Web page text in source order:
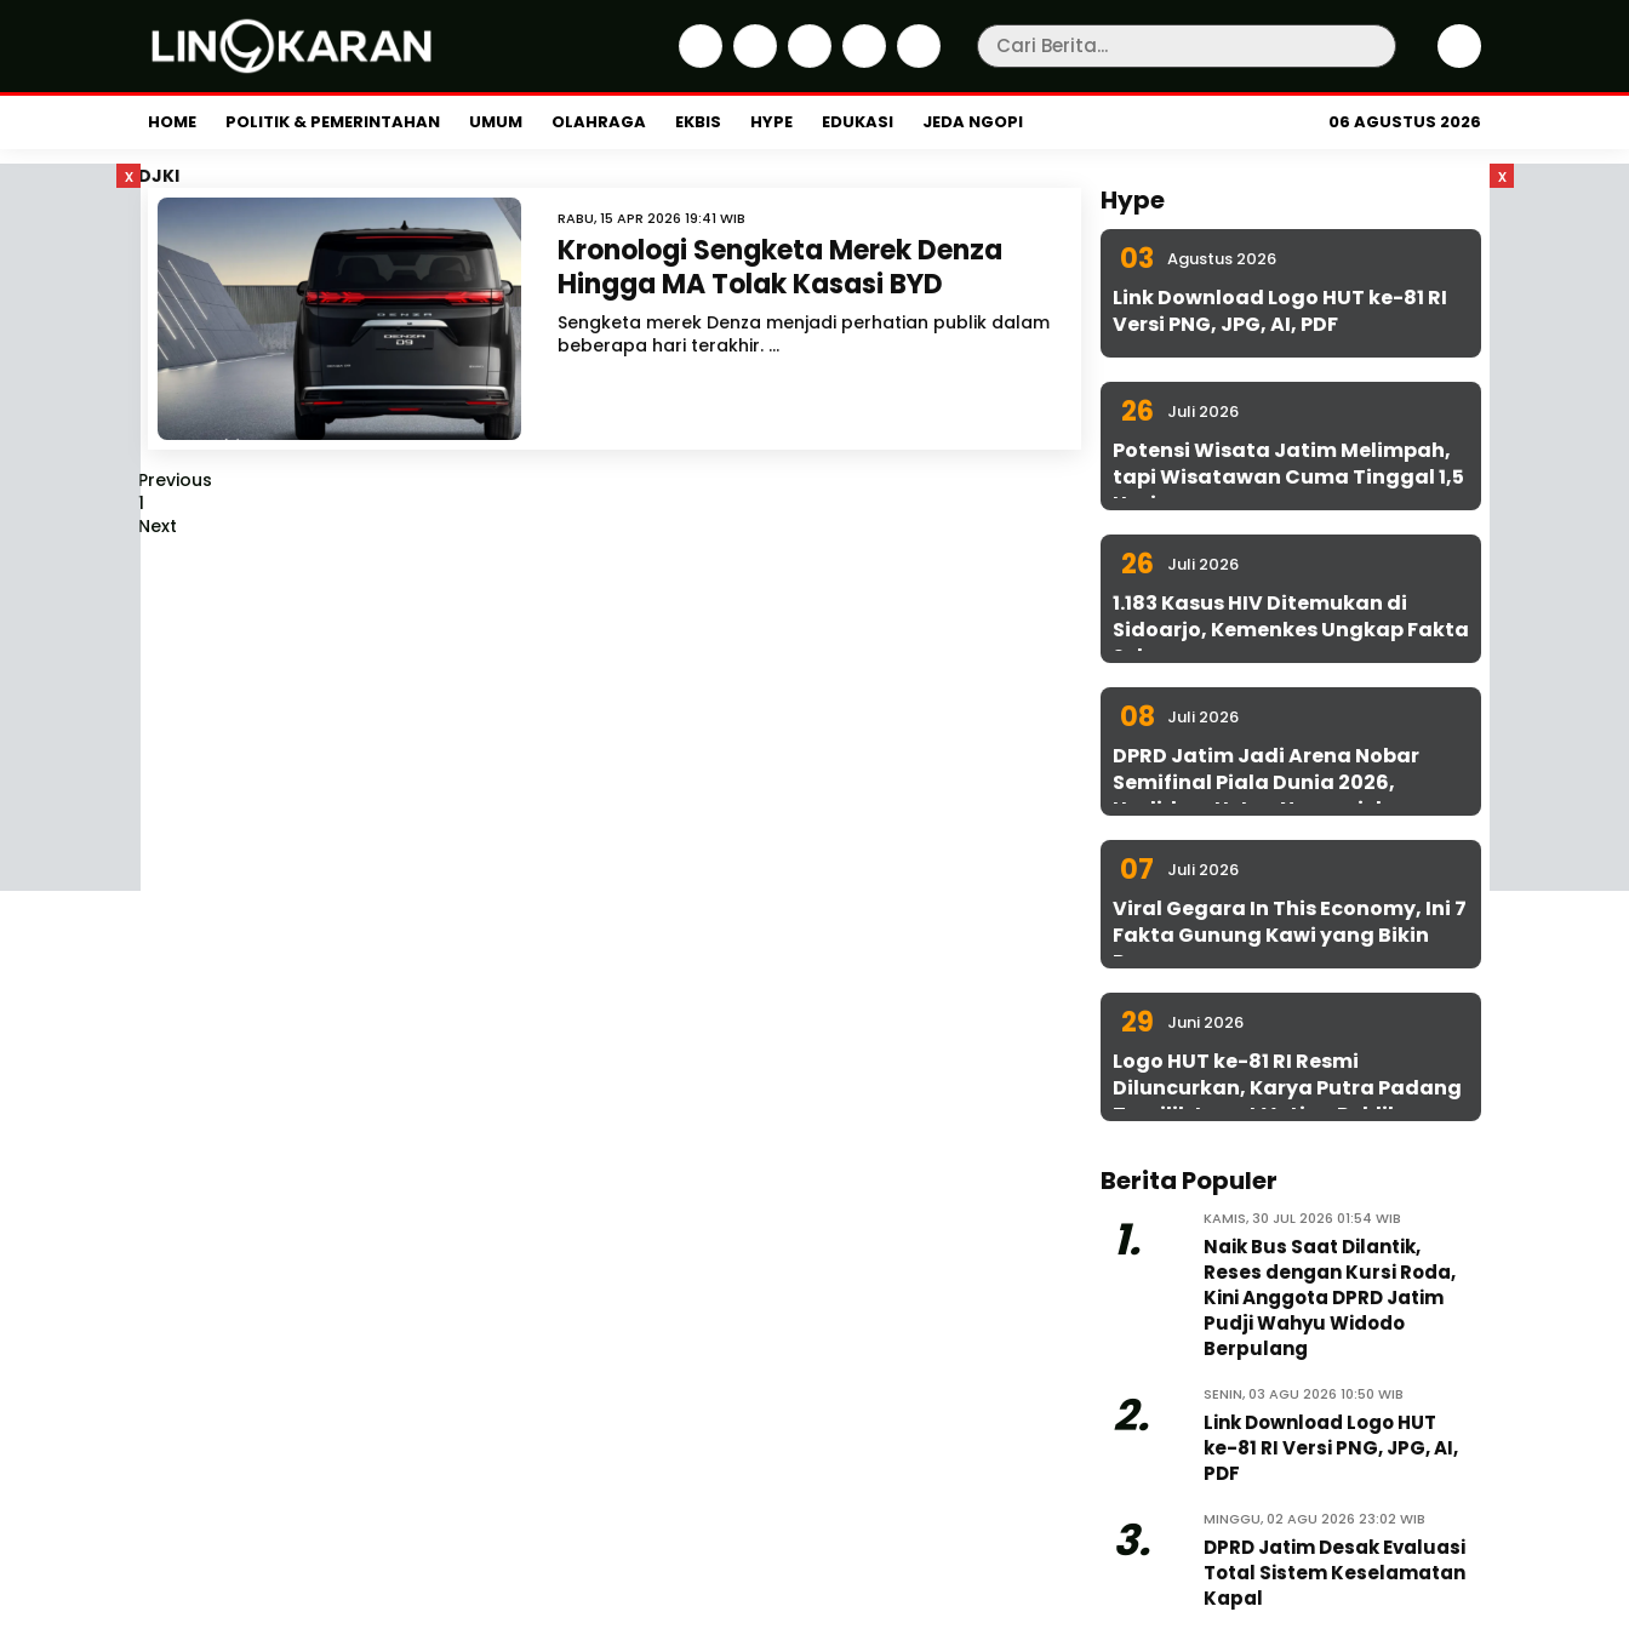
HOME POLITIK & PEMERINTAHAN UMUM OLAHRAGA EKBIS HYPE EDUKASI JEDA NGOPI 06 AGUSTUS 2026
x x
DJKI
RABU, 15 APR 2026 19:41 WIB
Kronologi Sengketa Merek Denza
Hingga MA Tolak Kasasi BYD
Sengketa merek Denza menjadi perhatian publik dalam
beberapa hari terakhir. ...
Previous
1
Next
Hype
03 Agustus 2026
Link Download Logo HUT ke-81 RI
Versi PNG, JPG, AI, PDF
26 Juli 2026
Potensi Wisata Jatim Melimpah,
tapi Wisatawan Cuma Tinggal 1,5
Hari
26 Juli 2026
1.183 Kasus HIV Ditemukan di
Sidoarjo, Kemenkes Ungkap Fakta
Sebenarnya
08 Juli 2026
DPRD Jatim Jadi Arena Nobar
Semifinal Piala Dunia 2026,
Hadirkan Uston Nawawi dan
UMKM Gratis untuk 1.000 Warga
07 Juli 2026
Viral Gegara In This Economy, Ini 7
Fakta Gunung Kawi yang Bikin
Penasaran
29 Juni 2026
Logo HUT ke-81 RI Resmi
Diluncurkan, Karya Putra Padang
Terpilih Lewat Voting Publik
Berita Populer
1. KAMIS, 30 JUL 2026 01:54 WIB
Naik Bus Saat Dilantik,
Reses dengan Kursi Roda,
Kini Anggota DPRD Jatim
Pudji Wahyu Widodo
Berpulang
2. SENIN, 03 AGU 2026 10:50 WIB
Link Download Logo HUT
ke-81 RI Versi PNG, JPG, AI,
PDF
3. MINGGU, 02 AGU 2026 23:02 WIB
DPRD Jatim Desak Evaluasi
Total Sistem Keselamatan
Kapal